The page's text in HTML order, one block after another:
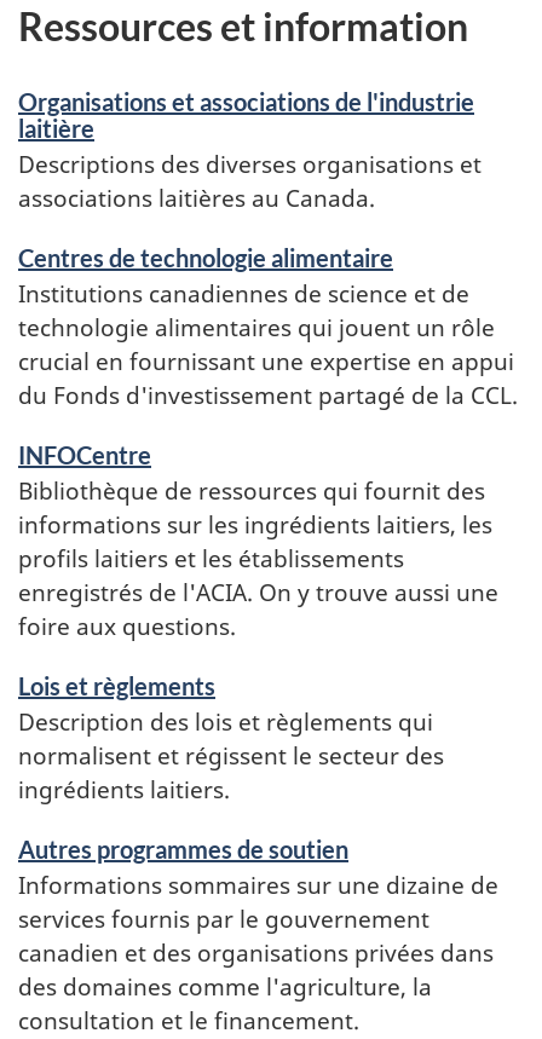
Ressources et information
Organisations et associations de l'industrie
laitière
Descriptions des diverses organisations et
associations laitières au Canada.
Centres de technologie alimentaire
Institutions canadiennes de science et de
technologie alimentaires qui jouent un rôle
crucial en fournissant une expertise en appui
du Fonds d'investissement partagé de la CCL.
INFOCentre
Bibliothèque de ressources qui fournit des
informations sur les ingrédients laitiers, les
profils laitiers et les établissements
enregistrés de l'ACIA. On y trouve aussi une
foire aux questions.
Lois et règlements
Description des lois et règlements qui
normalisent et régissent le secteur des
ingrédients laitiers.
Autres programmes de soutien
Informations sommaires sur une dizaine de
services fournis par le gouvernement
canadien et des organisations privées dans
des domaines comme l'agriculture, la
consultation et le financement.